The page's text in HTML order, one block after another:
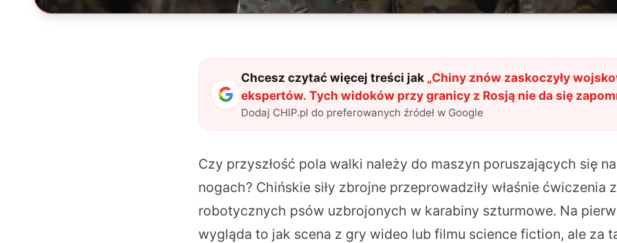
Chcesz czytać więcej treści jak „Chiny znów zaskoczyły
ekspertów. Tych widoków przy granicy z Rosją nie da się
Dodaj CHIP.pl do preferowanych źródeł w Google
Czy przyszłość pola walki należy do maszyn poruszających się
nogach? Chińskie siły zbrojne przeprowadziły właśnie ćwiczenia
robotycznych psów uzbrojonych w karabiny szturmowe. Na
wygląda to jak scena z gry wideo lub filmu science fiction, ale za